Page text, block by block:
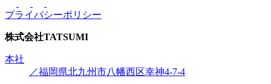
プライバシーポリシー
株式会社TATSUMI
本社
／福岡県北九州市八幡西区幸神4-7-4